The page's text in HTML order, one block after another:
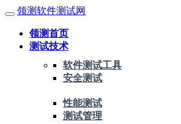
领测软件测试网
领测首页
测试技术
软件测试工具
安全测试
性能测试
测试管理